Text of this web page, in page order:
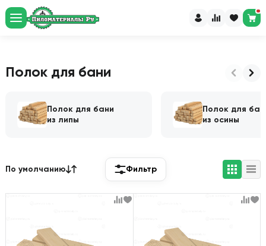
Рассчитайте пиломатериалы
и доставку за 60 секунд
Полок для бани
Полок для бани
из липы
Полок для
из осины
По умолчанию Фильтр